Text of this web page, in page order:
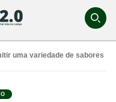
uma variedade de sabores